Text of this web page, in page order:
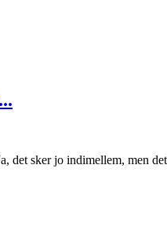
det sker jo indimellem, men